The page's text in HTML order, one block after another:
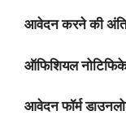
आवेदन करने की
ऑफिशियल
आवेदन फॉर्म